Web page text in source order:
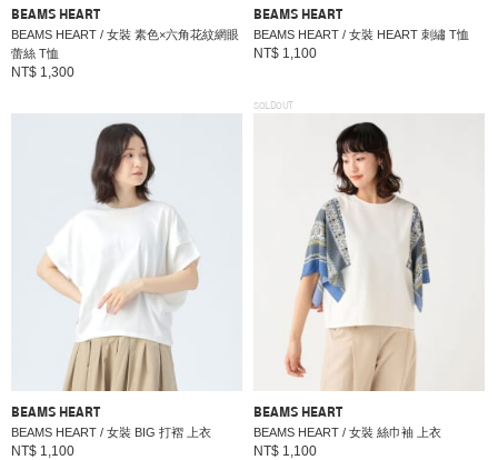
BEAMS HEART
BEAMS HEART / 女裝 素色×六角花紋網眼
蕾絲 T恤
NT$ 1,300
BEAMS HEART
BEAMS HEART / 女裝 HEART 刺繡 T恤
NT$ 1,100
BEAMS HEART
BEAMS HEART / 女裝 BIG 打褶 上衣
NT$ 1,100
SOLDOUT
BEAMS HEART
BEAMS HEART / 女裝 絲巾袖 上衣
NT$ 1,100